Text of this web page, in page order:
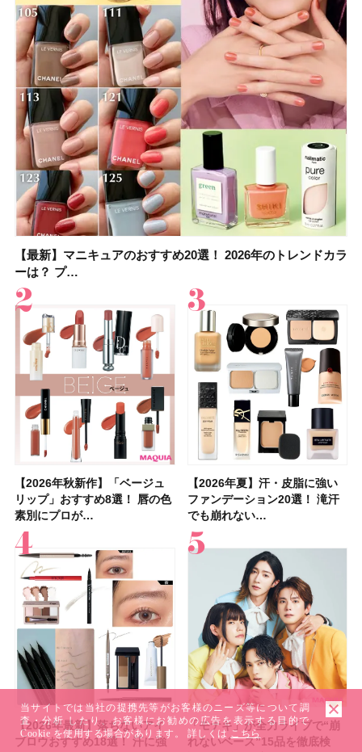
【最新】マニキュアのおすすめ20選！ 2026年のトレンドカラ
ーは？ プ…
【2026年秋新作】「ベージュ
リップ」おすすめ8選！ 唇の色
素別にプロが…
【2026年夏】汗・皮脂に強い
ファンデーション20選！ 滝汗
でも崩れない…
【2026年最新】落ちないアイ
ブロウおすすめ18選！ 汗に強
「モナキ」が全力ライブで“崩
れないベース”15品を徹底検
【石井美保さん】おすすめの「ブライトニング」11選！ スキ
ンケアからサプ…
【2026年夏】汗に強い日焼け
止めのおすすめ13選！ 汗で塗
膜が強化され…
【クリスマスコフレ2026】ク
リニークのホリデーコフレを一
挙紹介！ 人気…
【2026夏】「ハリ・たるみケ
ア」ランキングTOP5！＜マキ
【2026夏】「シワケア」ラン
キングTOP5！＜マキアビュー
【最新】マニキュアのおすすめ20選！ 2026年のトレンドカラ
ーは？ プ…
【2026年秋新作】「ベージュ
リップ」おすすめ8選！ 唇の色
素別にプロが…
【2026年夏】汗・皮脂に強い
ファンデーション20選！ 滝汗
でも崩れない…
【2026年最新】落ちないアイ
ブロウおすすめ18選！ 汗に強
「モナキ」が全力ライブで“崩
れないベース”15品を徹底検
【2026夏】「香水・フレグランス」ランキングTOP5！＜美
容マニア・マ…
【2026夏】「リップケア」ラ
ンキングTOP5！＜美容マニア
集団・マキア…
【デパコスのネイルオイル10
選】プレゼントにおすすめ！ケ
ア効果、ビジュ、…
【2026年】ボディ用日焼け止
めUVのおすすめ20選！ この夏
「ミス ディオール オードゥ パ
ルファン」が新たな装いで登
【5分で万能！ 夏レシピ】「万能ねぎ塩だれ」の作り方＆ア
レンジレシピ2品
【おすすめダイエットサプリ８
選】食べすぎた日をサポート！
選び方＆糖質・脂…
【40代以上の髪悩み おすすめ
アイテム15選】“白髪・薄毛・
うねり”に最…
【板野友美さんの美活】「最
近、下の歯の矯正を再開したん
【石井美保さんのおすすめお菓
子＆お茶10選】手土産にもぴっ
【2026年夏】40代におすすめの髪型30選！ 若く見える・手
入れが楽な…
【2026年夏】おすすめの髪型
36選！ショート・ボブ・ミディ
アム・ロング…
【最新】髪のうねり・広がり・
くせ毛におすすめのシャンプー
17選
【2026年夏】小顔に見えるボ
ブの髪型37選！ レイヤー・切
【2026年】最新トレンド「ボ
ブ」13種類を徹底解説！ 定番
【鈴木えみさんの愛用品30選】コスメ・スキンケア・ヘアケ
アetc.お気に…
【読者プレゼント】羽の見えな
いハンディファン
「baramood」を3名様…
【2026年8月の一粒万倍日】お
すすめの開運コスメ＆美容アイ
テム10選！
石井美保さん祝50歳！ アニバ
ーサリーイベントに込めた思
【無印良品】スキンケア×衣料
素材の最強タッグで実現！ 着
【限定】&be「リップカラーデュオ 01 ピンクベージュ」レビ
ュー｜落ち…
【スック2026新作】秋コレク
ションを全品スウォッチ&イエ
ベブルベ分け！
LUNASOLアイカラーレーショ
ンN EX17Evening Muse …
【全色レビュー】ケイト メロ
ウブラウンアイズ限定色追加！
【キャンメイク】売切続出！先
行発売中の「クリアヴェールセ
当サイトでは当社の提携先等がお客様のニーズ等について調
査・分析 したり、お客様にお勧めの広告を表示する目的で
Cookie を使用する場合があります。 詳しくは こちら